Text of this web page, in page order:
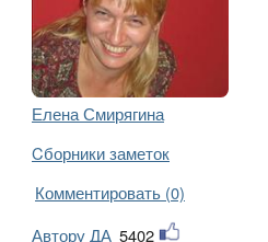
Елена Смирягина
Cборники заметок
Комментировать (0)
Автору ДА 5402